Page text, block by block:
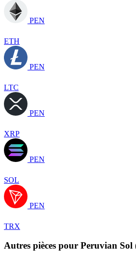
PEN
ETH
PEN
LTC
PEN
XRP
PEN
SOL
PEN
TRX
Autres pièces pour Peruvian Sol